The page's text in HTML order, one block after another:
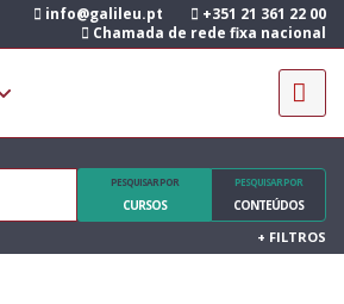
info@galileu.pt
+351 21 361 22 00
Chamada de rede fixa nacional
PESQUISAR POR
CURSOS
PESQUISAR POR
CONTEÚDOS
+ FILTROS